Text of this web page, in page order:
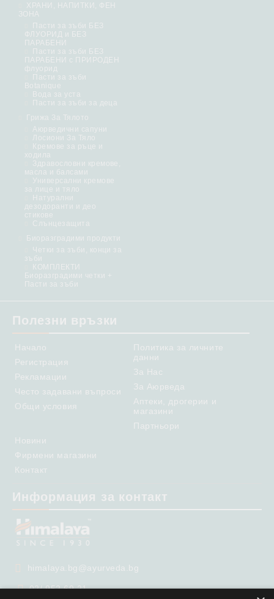
ХРАНИ, НАПИТКИ, ФЕН
ЗОНА
Пасти за зъби БЕЗ
ФЛУОРИД и БЕЗ
ПАРАБЕНИ
Пасти за зъби БЕЗ
ПАРАБЕНИ с ПРИРОДЕН
флуорид
Пасти за зъби
Botanique
Вода за уста
Пасти за зъби за деца
Грижа За Тялото
Аюрведични сапуни
Лосиони За Тяло
Кремове за ръце и
ходила
Здравословни кремове,
масла и балсами
Универсални кремове
за лице и тяло
Натурални
дезодоранти и део
стикове
Слънцезащита
Биоразградими продукти
Четки за зъби, конци за
зъби
КОМПЛЕКТИ
Биоразградими четки +
Пасти за зъби
Полезни връзки
Начало
Регистрация
Рекламации
Често задавани въпроси
Общи условия
Политика за личните
данни
За Нас
За Аюрведа
Аптеки, дрогерии и
магазини
Партньори
Новини
Фирмени магазини
Контакт
Информация за контакт
himalaya.bg@ayurveda.bg
02/ 952 69 21